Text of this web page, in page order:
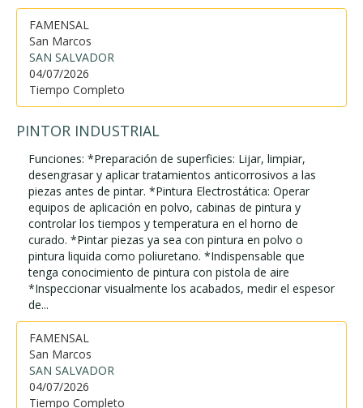
FAMENSAL
San Marcos
SAN SALVADOR
04/07/2026
Tiempo Completo
PINTOR INDUSTRIAL
Funciones: *Preparación de superficies: Lijar, limpiar,
desengrasar y aplicar tratamientos anticorrosivos a las
piezas antes de pintar. *Pintura Electrostática: Operar
equipos de aplicación en polvo, cabinas de pintura y
controlar los tiempos y temperatura en el horno de
curado. *Pintar piezas ya sea con pintura en polvo o
pintura liquida como poliuretano. *Indispensable que
tenga conocimiento de pintura con pistola de aire
*Inspeccionar visualmente los acabados, medir el espesor
de...
FAMENSAL
San Marcos
SAN SALVADOR
04/07/2026
Tiempo Completo